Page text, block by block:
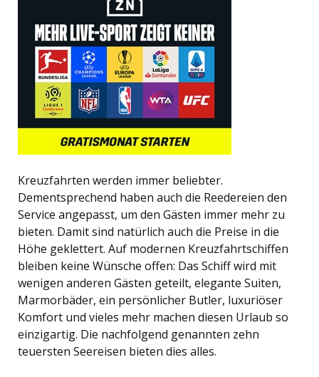
Kreuzfahrten werden immer beliebter.
Dementsprechend haben auch die Reedereien den
Service angepasst, um den Gästen immer mehr zu
bieten. Damit sind natürlich auch die Preise in die
Höhe geklettert. Auf modernen Kreuzfahrtschiffen
bleiben keine Wünsche offen: Das Schiff wird mit
wenigen anderen Gästen geteilt, elegante Suiten,
Marmorbäder, ein persönlicher Butler, luxuriöser
Komfort und vieles mehr machen diesen Urlaub so
einzigartig. Die nachfolgend genannten zehn
teuersten Seereisen bieten dies alles.